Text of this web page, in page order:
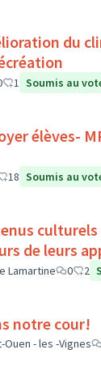
du
1 Soumis au
élèves-
18 Soumis au
culturels
de leurs
Lamartine 0 2
notre cour!
- les -Vignes